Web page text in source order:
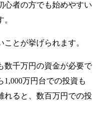
心者の方でも始めやすい
とが挙げられます。
数千万円の資金が必要で
万円台での投資も
れると、数百万円での投